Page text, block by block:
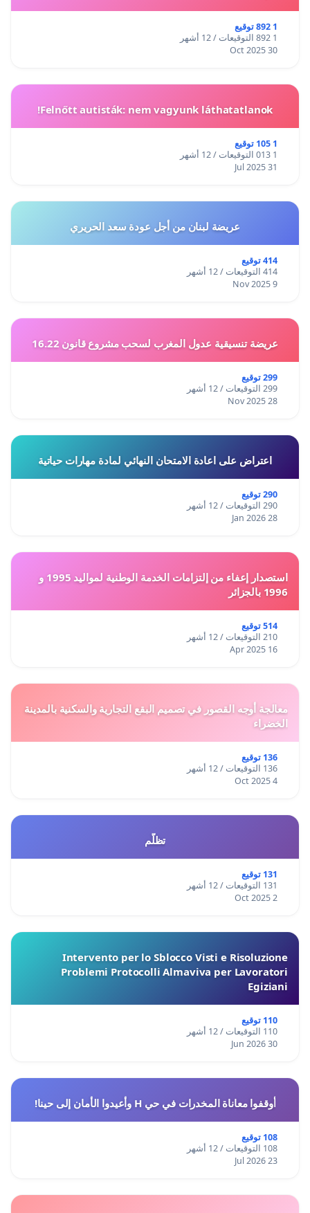
1 892 توقيع
1 892 التوقيعات / 12 أشهر
30 Oct 2025
Felnőtt autisták: nem vagyunk láthatatlanok!
1 105 توقيع
1 013 التوقيعات / 12 أشهر
31 Jul 2025
عريضة لبنان من أجل عودة سعد الحريري
414 توقيع
414 التوقيعات / 12 أشهر
9 Nov 2025
عريضة تنسيقية عدول المغرب لسحب مشروع قانون 16.22
299 توقيع
299 التوقيعات / 12 أشهر
28 Nov 2025
اعتراض على اعادة الامتحان النهائي لمادة مهارات حياتية
290 توقيع
290 التوقيعات / 12 أشهر
28 Jan 2026
استصدار إعفاء من إلتزامات الخدمة الوطنية لمواليد 1995 و
1996 بالجزائر
514 توقيع
210 التوقيعات / 12 أشهر
16 Apr 2025
معالجة أوجه القصور في تصميم البقع التجارية والسكنية بالمدينة
الخضراء
136 توقيع
136 التوقيعات / 12 أشهر
4 Oct 2025
تظلّم
131 توقيع
131 التوقيعات / 12 أشهر
2 Oct 2025
Intervento per lo Sblocco Visti e Risoluzione
Problemi Protocolli Almaviva per Lavoratori
Egiziani
110 توقيع
110 التوقيعات / 12 أشهر
30 Jun 2026
أوقفوا معاناة المخدرات في حي H وأعيدوا الأمان إلى حينا!
108 توقيع
108 التوقيعات / 12 أشهر
23 Jul 2026